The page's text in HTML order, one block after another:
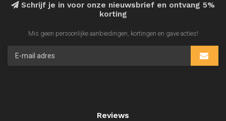
Schrijf je in voor onze nieuwsbrief en ontvang 5%
korting
Mis geen persoonlijke aanbiedingen, kortingen en gave acties!
Reviews